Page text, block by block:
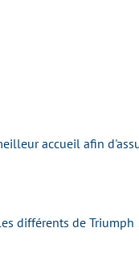
accueil afin
différents de Triumph